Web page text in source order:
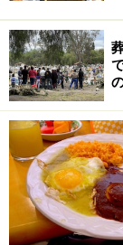
メキシコ料理
す＞＞＞メキシ
トルティージ
＞メキシコ料